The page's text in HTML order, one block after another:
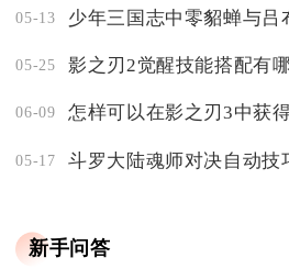
05-13 少年三国志中零貂蝉与吕
05-25 影之刃2觉醒技能搭配有
06-09 怎样可以在影之刃3中获
05-17
新手问答